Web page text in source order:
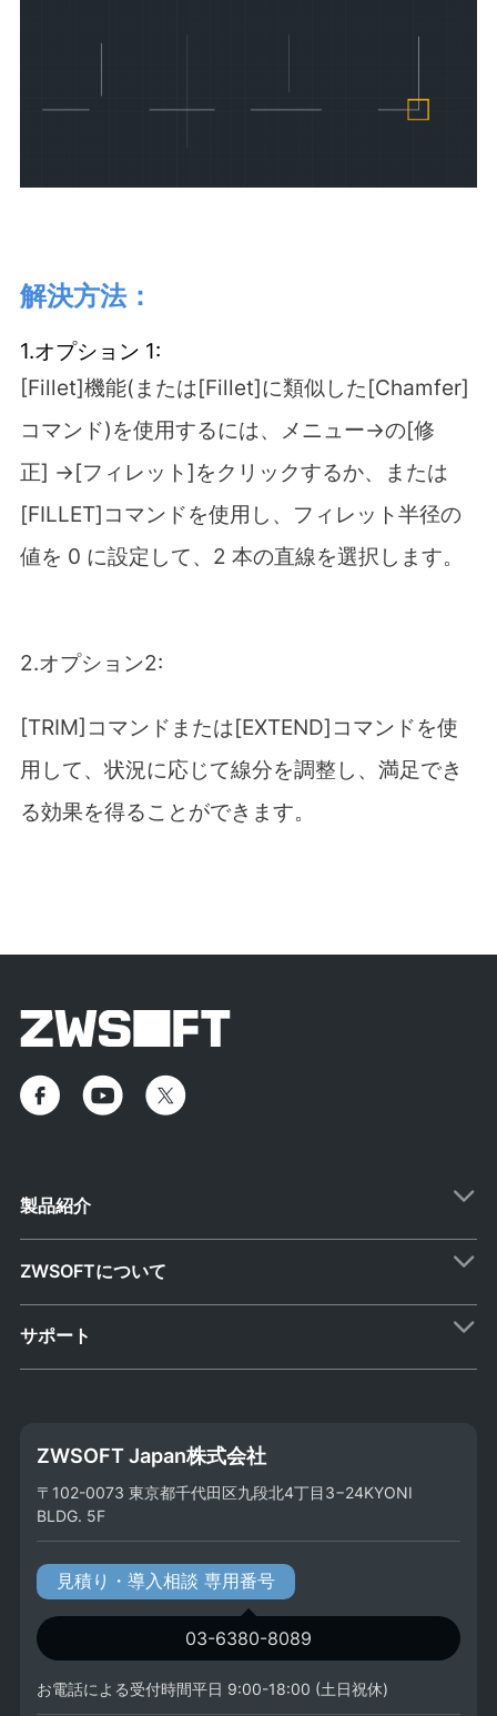
解決方法：
1.オプション 1:
[Fillet]機能(または[Fillet]に類似した[Chamfer]
コマンド)を使用するには、メニュー→の[修
正] →[フィレット]をクリックするか、または
[FILLET]コマンドを使用し、フィレット半径の
値を 0 に設定して、2 本の直線を選択します。
2.オプション2:
[TRIM]コマンドまたは[EXTEND]コマンドを使
用して、状況に応じて線分を調整し、満足でき
る効果を得ることができます。
ZWSOFT Japan株式会社
〒102-0073 東京都千代田区九段北4丁目3−24KYONI
BLDG. 5F
見積り・導入相談 専用番号
03-6380-8089
お電話による受付時間平日 9:00-18:00 (土日祝休)
製品紹介
ZWSOFTについて
サポート